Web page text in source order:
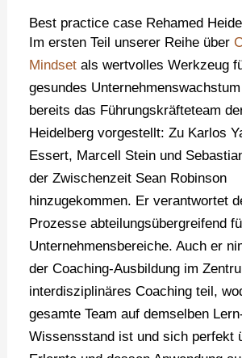
Best practice case Rehamed
Im ersten Teil unserer Reihe über
Mindset als wertvolles Werkzeug
gesundes
bereits das Führungskräfteteam
Heidelberg vorgestellt: Zu Karlos
Essert, Marcell Stein und
der Zwischenzeit Sean Robinson
hinzugekommen. Er verantwortet
Prozesse abteilungsübergreifend
Unternehmensbereiche. Auch er
der Coaching-Ausbildung im
interdisziplinäres Coaching teil,
gesamte Team auf demselben
Wissensstand ist und sich perfekt